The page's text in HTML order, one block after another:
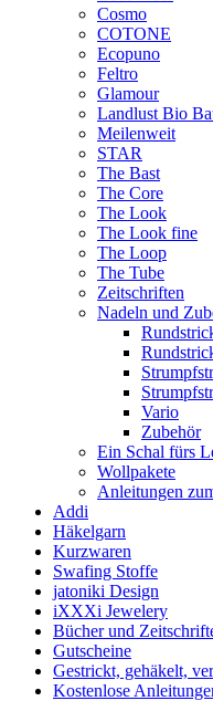
Cosmo
COTONE
Ecopuno
Feltro
Glamour
Landlust Bio
Meilenweit
STAR
The Bast
The Core
The Look
The Look fine
The Loop
The Tube
Zeitschriften
Nadeln und
Vario
Zubehör
Ein Schal fürs
Wollpakete
Anleitungen
Addi
Häkelgarn
Kurzwaren
Swafing Stoffe
jatoniki Design
iXXXi Jewelery
Bücher und
Gutscheine
Gestrickt, gehäkelt,
Kostenlose